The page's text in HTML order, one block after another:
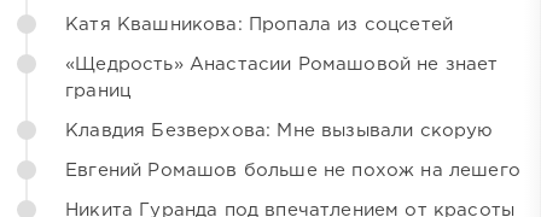
Катя Квашникова: Пропала из соцсетей
«Щедрость» Анастасии Ромашовой не знает
границ
Клавдия Безверхова: Мне вызывали скорую
Евгений Ромашов больше не похож на лешего
Никита Гуранда под впечатлением от красоты